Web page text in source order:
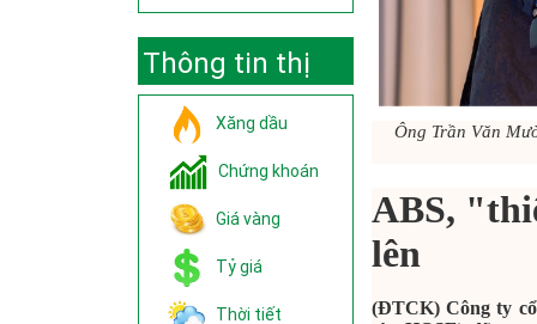
Thông tin thị
trườngXăng dầu
Chứng khoán
Giá vàng
Tỷ giá
Thời tiết
Ông Trần Văn
ABS,
lên
(ĐTCK) Công ty